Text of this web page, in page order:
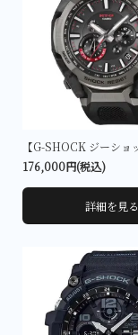
176,000円(税込)
詳細を見る